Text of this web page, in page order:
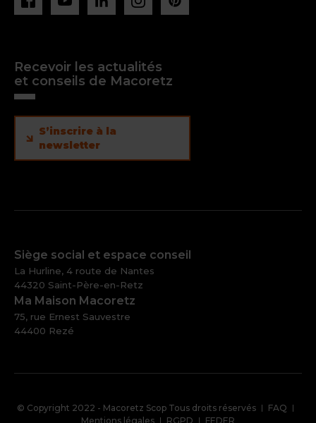
Recevoir les actualités
et conseils de Macoretz
S’inscrire à la
newsletter
Siège social et espace conseil
La Hurline, 4 route de Nantes
44320 Saint-Père-en-Retz
Ma Maison Macoretz
75, rue Ernest Sauvestre
44400 Rezé
Pied
© Copyright 2022 - Macoretz Scop Tous droits réservés
FAQ
Mentions légales
RGPD FEDER